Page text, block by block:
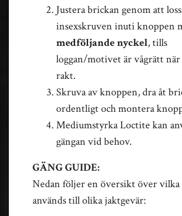
Justera brickan genom att
insexskruven inuti knoppen
medföljande nyckel, tills
loggan/motivet är vågrätt när
rakt.
Skruva av knoppen, dra åt
ordentligt och montera
Mediumstyrka Loctite kan
gängan vid behov.
GÄNG GUIDE:
Nedan följer en översikt över vilka
används till olika jaktgevär: